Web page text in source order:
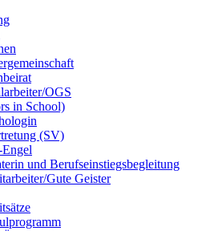
OGS
in School)
(SV)
und Berufseinstiegsbegleitung
Gute Geister